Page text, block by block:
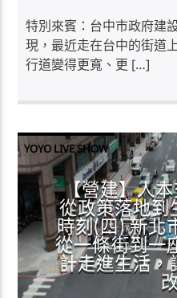
特別來賓：台中市政府建
現，最近走在台中的街道
行道變得更寬、更 […]
YOYO LIVE SHOW
【營建】人
從政策落地
時刻(四) 新北
從一條街到一
計走進生活